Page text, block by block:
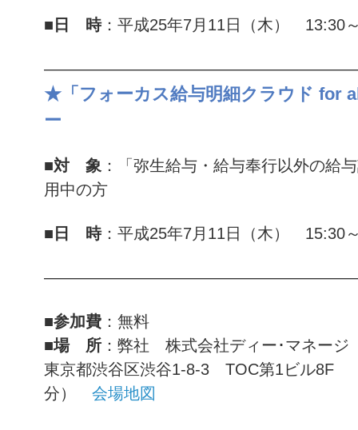
■日 時：平成25年7月11日（木） 13:30
★「フォーカス給与明細クラウド for
ー
■対 象 ：「弥生給与・給与奉行以外の給
用中の方
■日 時：平成25年7月11日（木） 15:30
■参加費 ：無料
■場 所 ：弊社 株式会社ディー･マネー
東京都渋谷区渋谷1-8-3 TOC第1ビル8F
分） 会場地図